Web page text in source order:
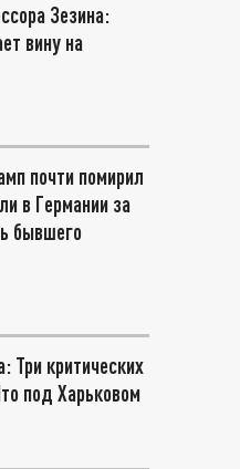
Зезина:
вину на
почти помирил
в Германии за
бывшего
Три критических
под Харьковом